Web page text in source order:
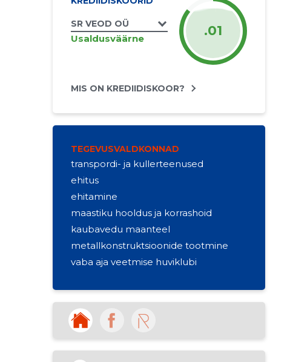
SR VEOD OÜ
Usaldusväärne .01
MIS ON KREDIIDISKOOR?
TEGEVUSVALDKONNAD
transpordi- ja kullerteenused
ehitus
ehitamine
maastiku hooldus ja korrashoid
kaubavedu maanteel
metallkonstruktsioonide tootmine
vaba aja veetmise huviklubi